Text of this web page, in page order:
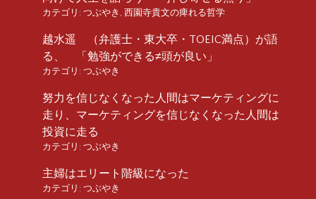
カテゴリ: つぶやき 西園寺貴文の痺れる哲学
越水遥 （弁護士・東大卒・TOEIC満点）が語
る、 「勉強ができる≠頭が良い」
カテゴリ: つぶやき
努力を信じなくなった人間はマーケティングに
走り、マーケティングを信じなくなった人間は
投資に走る
カテゴリ: つぶやき
主婦はエリート階級になった
カテゴリ: つぶやき